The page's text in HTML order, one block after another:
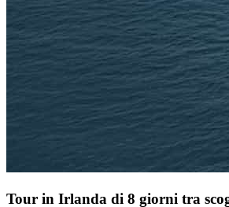
Tour in Irlanda di 8 giorni tra